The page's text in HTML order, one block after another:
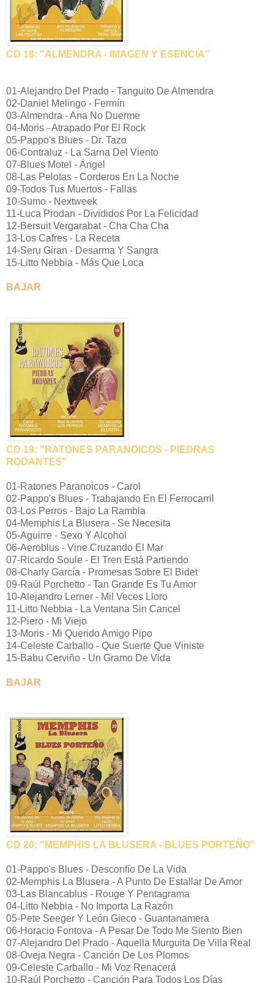
CD 18: "ALMENDRA - IMAGEN Y ESENCIA"
01-Alejandro Del Prado - Tanguito De Almendra
02-Daniel Melingo - Fermín
03-Almendra - Ana No Duerme
04-Moris - Atrapado Por El Rock
05-Pappo's Blues - Dr. Tazo
06-Contraluz - La Sarna Del Viento
07-Blues Motel - Ángel
08-Las Pelotas - Corderos En La Noche
09-Todos Tus Muertos - Fallas
10-Sumo - Nextweek
11-Luca Prodan - Divididos Por La Felicidad
12-Bersuit Vergarabat - Cha Cha Cha
13-Los Cafres - La Receta
14-Seru Giran - Desarma Y Sangra
15-Litto Nebbia - Más Que Loca
BAJAR
CD 19: "RATONES PARANOICOS - PIEDRAS
RODANTES"
01-Ratones Paranoicos - Carol
02-Pappo's Blues - Trabajando En El Ferrocarril
03-Los Perros - Bajo La Rambla
04-Memphis La Blusera - Se Necesita
05-Aguirre - Sexo Y Alcohol
06-Aeroblus - Vine Cruzando El Mar
07-Ricardo Soule - El Tren Está Partiendo
08-Charly García - Promesas Sobre El Bidet
09-Raúl Porchetto - Tan Grande Es Tu Amor
10-Alejandro Lerner - Mil Veces Lloro
11-Litto Nebbia - La Ventana Sin Cancel
12-Piero - Mi Viejo
13-Moris - Mi Querido Amigo Pipo
14-Celeste Carballo - Que Suerte Que Viniste
15-Babu Cerviño - Un Gramo De Vida
BAJAR
CD 20: "MEMPHIS LA BLUSERA - BLUES PORTEÑO"
01-Pappo's Blues - Desconfío De La Vida
02-Memphis La Blusera - A Punto De Estallar De Amor
03-Las Blancablus - Rouge Y Pentagrama
04-Litto Nebbia - No Importa La Razón
05-Pete Seeger Y León Gieco - Guantanamera
06-Horacio Fontova - A Pesar De Todo Me Siento Bien
07-Alejandro Del Prado - Aquella Murguita De Villa Real
08-Oveja Negra - Canción De Los Plomos
09-Celeste Carballo - Mi Voz Renacerá
10-Raúl Porchetto - Canción Para Todos Los Días